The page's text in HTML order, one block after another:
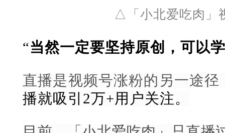
△ 「小北爱吃肉 」
“当然一定要坚持原创，可以
直播是视频号涨粉的另一途径
播就吸引2万+用户关注。